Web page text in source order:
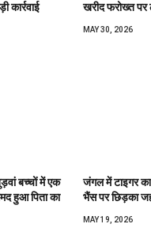
कार्रवाई
खरीद फरोख्त पर
MAY 30, 2026
बच्चों में एक
हुआ पिता का
जंगल में टाइगर
भैंस पर छिड़का
MAY 19, 2026